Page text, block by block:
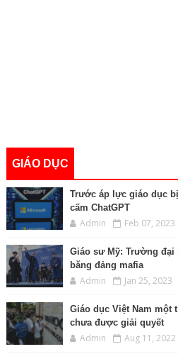
GIÁO DỤC
Trước áp lực giáo dục
cấm ChatGPT
Admin Feb 07, 2023
Giáo sư Mỹ: Trường
băng đảng mafia
Admin Jan 25, 2023
Giáo dục Việt Nam một
chưa được giải quyết
Admin Aug 11, 2022